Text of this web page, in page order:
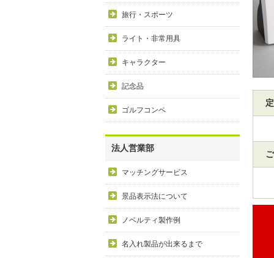
旅行・スポーツ
ライト・非常用具
キャラクター
記念品
ゴルフコンペ
法人営業部
マッチングサービス
景品表示法について
ノベルティ製作例
名入れ製品が出来るまで